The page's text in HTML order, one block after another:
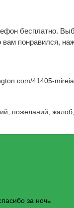
бесплатно.
понравился,
41405-
пожеланий,
за ночь